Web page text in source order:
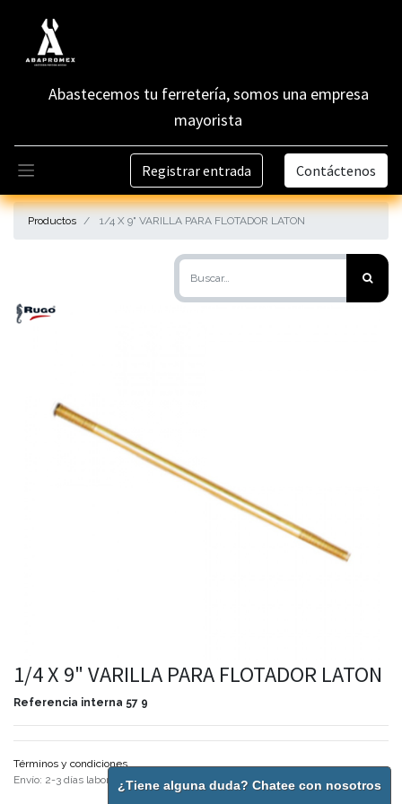
Abastecemos tu ferretería, somos una empresa
mayorista
Registrar entrada Contáctenos
Productos 1/4 X 9" VARILLA PARA FLOTADOR LATON
1/4 X 9" VARILLA PARA FLOTADOR LATON
Referencia interna 57 9
Términos y condiciones
Envío: 2-3 días laborales¿Tiene alguna duda? Chatee con nosotros